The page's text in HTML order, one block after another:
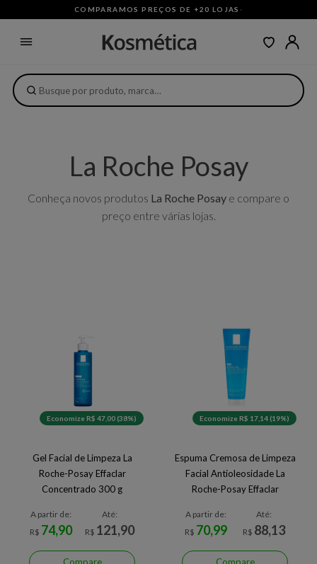
COMPARAMOS PREÇOS DE +20 LOJAS ·
La Roche Posay
Conheça novos produtos La Roche Posay e compare o
preço entre várias lojas.
Economize R$ 47,00 (38%)
Gel Facial de Limpeza La
Roche-Posay Effaclar
Concentrado 300 g
A partir de:
R$ 74,90
Até:
R$ 121,90
Economize R$ 17,14 (19%)
Espuma Cremosa de Limpeza
Facial Antioleosidade La
Roche-Posay Effaclar
A partir de:
R$ 70,99
Até:
R$ 88,13